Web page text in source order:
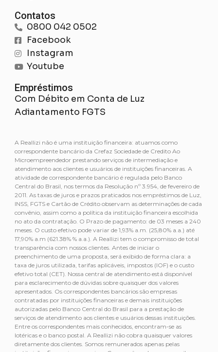
Contatos
0800 042 0502
Facebook
Instagram
Youtube
Empréstimos
Com Débito em Conta de Luz
Adiantamento FGTS
A Reallizi não é uma instituição financeira: atuamos como
correspondente bancário da Crefaz Sociedade de Credito Ao
Microempreendedor prestando serviços de intermediação e
atendimento aos clientes e usuários de instituições financeiras. A
atividade de correspondente bancário é regulada pelo Banco
Central do Brasil, nos termos da Resolução nº 3.954, de fevereiro de
2011. As taxas de juros e prazos praticados nos empréstimos de Luz,
INSS, FGTS e Cartão de Crédito observam as determinações de cada
convênio, assim como a política da instituição financeira escolhida
no ato da contratação. O Prazo de pagamento: de 03 meses a 240
meses. O custo efetivo pode variar de 1,93% a.m. (25,80% a.a.) até
17,90% a.m (621.38% % a.a.). A Reallizi tem o compromisso de total
transparência com nossos clientes. Antes de iniciar o
preenchimento de uma proposta, será exibido de forma clara: a
taxa de juros utilizada, tarifas aplicáveis, impostos (IOF) e o custo
efetivo total (CET). Nossa central de atendimento está disponível
para esclarecimento de dúvidas sobre quaisquer dos valores
apresentados. Os correspondentes bancários são empresas
contratadas por instituições financeiras e demais instituições
autorizadas pelo Banco Central do Brasil para a prestação de
serviços de atendimento aos clientes e usuários dessas instituições.
Entre os correspondentes mais conhecidos, encontram-se as
lotéricas e o banco postal. A Reallizi não cobra quaisquer valores
diretamente dos clientes. Somos remunerados apenas pelas